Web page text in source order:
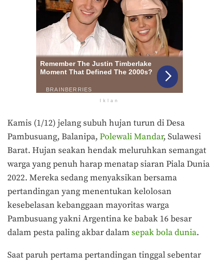
Iklan
Kamis (1/12) jelang subuh hujan turun di Desa
Pambusuang, Balanipa, Polewali Mandar, Sulawesi
Barat. Hujan seakan hendak meluruhkan semangat
warga yang penuh harap menatap siaran Piala Dunia
2022. Mereka sedang menyaksikan bersama
pertandingan yang menentukan kelolosan
kesebelasan kebanggaan mayoritas warga
Pambusuang yakni Argentina ke babak 16 besar
dalam pesta paling akbar dalamsepak bola dunia.
Saat paruh pertama pertandingan tinggal sebentar